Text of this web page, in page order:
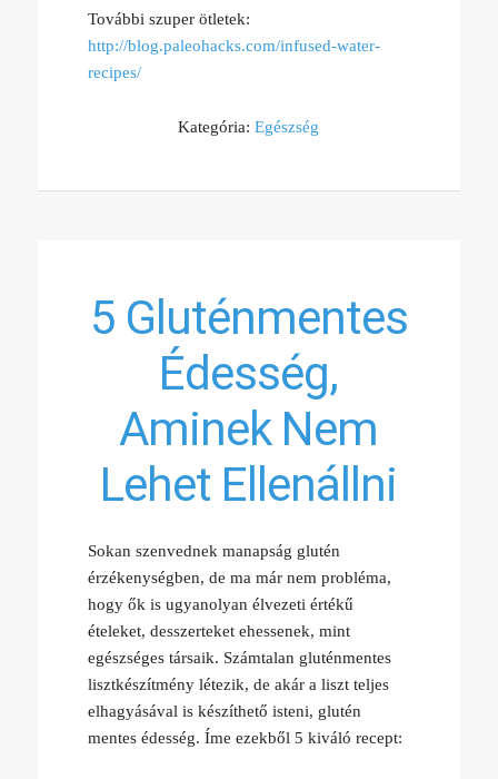
További szuper ötletek:
http://blog.paleohacks.com/infused-water-
recipes/
Kategória:Egészség
5 Gluténmentes
Édesség,
Aminek Nem
Lehet Ellenállni
Sokan szenvednek manapság glutén
érzékenységben, de ma már nem probléma,
hogy ők is ugyanolyan élvezeti értékű
ételeket, desszerteket ehessenek, mint
egészséges társaik. Számtalan gluténmentes
lisztkészítmény létezik, de akár a liszt teljes
elhagyásával is készíthető isteni, glutén
mentes édesség. Íme ezekből 5 kiváló recept: